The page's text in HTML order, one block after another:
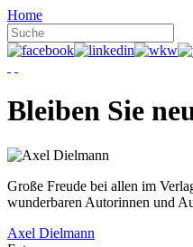
Home
Bleiben Sie
Große Freude bei allen im
wunderbaren Autorinnen und
Axel Dielmann